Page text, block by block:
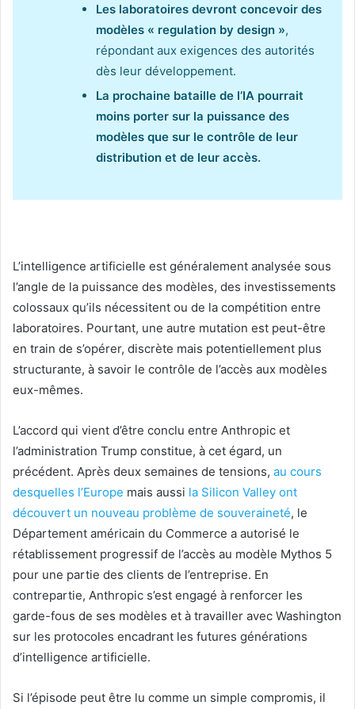
Les laboratoires devront concevoir des
modèles « regulation by design »,
répondant aux exigences des autorités
dès leur développement.
La prochaine bataille de l’IA pourrait
moins porter sur la puissance des
modèles que sur le contrôle de leur
distribution et de leur accès.
L’intelligence artificielle est généralement analysée sous
l’angle de la puissance des modèles, des investissements
colossaux qu’ils nécessitent ou de la compétition entre
laboratoires. Pourtant, une autre mutation est peut-être
en train de s’opérer, discrète mais potentiellement plus
structurante, à savoir le contrôle de l’accès aux modèles
eux-mêmes.
L’accord qui vient d’être conclu entre Anthropic et
l’administration Trump constitue, à cet égard, un
précédent. Après deux semaines de tensions, au cours
desquelles l’Europe mais aussi la Silicon Valley ont
découvert un nouveau problème de souveraineté, le
Département américain du Commerce a autorisé le
rétablissement progressif de l’accès au modèle Mythos 5
pour une partie des clients de l’entreprise. En
contrepartie, Anthropic s’est engagé à renforcer les
garde-fous de ses modèles et à travailler avec Washington
sur les protocoles encadrant les futures générations
d’intelligence artificielle.
Si l’épisode peut être lu comme un simple compromis, il